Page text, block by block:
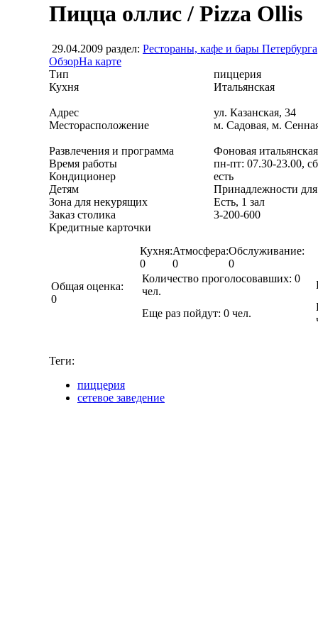
Пицца оллис / Pizza Ollis
29.04.2009 раздел: Рестораны, кафе и бары Петербурга
ОбзорНа карте
Тип
пиццерия
Кухня
Итальянская
Адрес
ул. Казанская, 34
Месторасположение
м. Садовая, м.
Развлечения и программа
Фоновая
Время работы
пн-пт: 07.30-23.00,
Кондиционер
есть
Детям
Принадлежности
Зона для некурящих
Есть, 1 зал
Заказ столика
3-200-600
Кредитные карточки
Общая оценка:
0
Кухня:
0
Атмосфера:
0
Обслуживание:
0
Количество проголосовавших: 0
чел.
Еще раз пойдут: 0 чел.
Теги:
пиццерия
сетевое заведение